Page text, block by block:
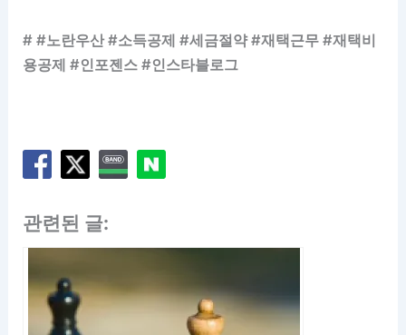
# #노란우산 #소득공제 #세금절약 #재택근무 #재택비
용공제 #인포젠스 #인스타블로그
관련된 글: